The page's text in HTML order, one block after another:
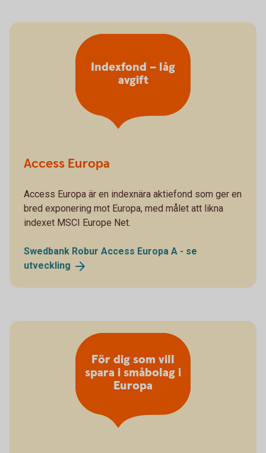
Access Europa
Access Europa är en indexnära aktiefond som ger en
bred exponering mot Europa, med målet att likna
indexet MSCI Europe Net.
Swedbank Robur Access Europa A - se
utveckling
Indexfond – låg
avgift
För dig som vill
spara i småbolag i
Europa